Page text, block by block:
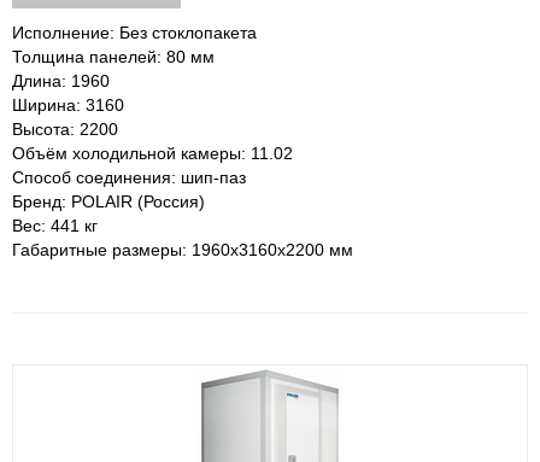
Исполнение: Без стоклопакета
Толщина панелей: 80 мм
Длина: 1960
Ширина: 3160
Высота: 2200
Объём холодильной камеры: 11.02
Способ соединения: шип-паз
Бренд: POLAIR (Россия)
Вес: 441 кг
Габаритные размеры: 1960х3160х2200 мм